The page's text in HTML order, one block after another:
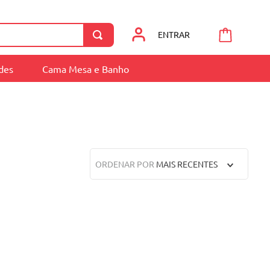
ENTRAR
Cama Mesa e Banho
ORDENAR POR MAIS RECENTES